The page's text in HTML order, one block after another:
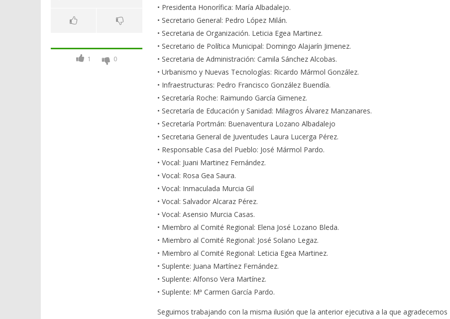
1 0
• Presidenta Honorífica: María Albadalejo.
• Secretario General: Pedro López Milán.
• Secretaria de Organización. Leticia Egea Martinez.
• Secretario de Política Municipal: Domingo Alajarín Jimenez.
• Secretaria de Administración: Camila Sánchez Alcobas.
• Urbanismo y Nuevas Tecnologías: Ricardo Mármol González.
• Infraestructuras: Pedro Francisco González Buendía.
• Secretaría Roche: Raimundo García Gimenez.
• Secretaría de Educación y Sanidad: Milagros Álvarez Manzanares.
• Secretaría Portmán: Buenaventura Lozano Albadalejo
• Secretaria General de Juventudes Laura Lucerga Pérez.
• Responsable Casa del Pueblo: José Mármol Pardo.
• Vocal: Juani Martinez Fernández.
• Vocal: Rosa Gea Saura.
• Vocal: Inmaculada Murcia Gil
• Vocal: Salvador Alcaraz Pérez.
• Vocal: Asensio Murcia Casas.
• Miembro al Comité Regional: Elena José Lozano Bleda.
• Miembro al Comité Regional: José Solano Legaz.
• Miembro al Comité Regional: Leticia Egea Martinez.
• Suplente: Juana Martínez Fernández.
• Suplente: Alfonso Vera Martínez.
• Suplente: Mª Carmen García Pardo.
Seguimos trabajando con la misma ilusión que la anterior ejecutiva a la que agradecemos